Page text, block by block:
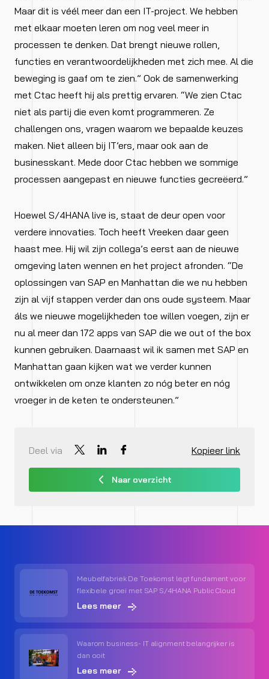
Maar dit is véél meer dan een IT-project. We hebben
met elkaar moeten leren om nog veel meer in
processen te denken. Dat brengt nieuwe rollen,
functies en verantwoordelijkheden met zich mee. Al die
beweging is gaaf om te zien.” Ook de samenwerking
met Ctac heeft hij als prettig ervaren. “We zien Ctac
niet als partij die even komt programmeren. Ze
challengen ons, vragen waarom we bepaalde keuzes
maken. Niet alleen bij IT’ers, maar ook aan de
businesskant. Mede door Ctac hebben we sommige
processen aangepast en nieuwe functies gecreëerd.”
Hoewel S/4HANA live is, staat de deur open voor
verdere innovaties. Toch heeft Vreeken daar geen
haast mee. Hij wil zijn collega’s eerst aan de nieuwe
omgeving laten wennen en het project afronden. “De
oplossingen van SAP en Manhattan die we nu hebben
zijn al vijf stappen verder dan ons oude systeem. Maar
áls we nieuwe mogelijkheden toe willen voegen, zijn er
nu al meer dan 172 apps van SAP die we out of the box
kunnen gebruiken. Daarnaast wil ik samen met SAP en
Manhattan gaan kijken wat we verder kunnen
ontwikkelen om onze klanten zo nóg beter en nóg
vroeger in de keten te ondersteunen.”
Deel via Kopieer link
Naar overzicht
Meubelfabriek De Toekomst legt fundament voor
flexibele groei met SAP S/4HANA Public Cloud
Lees meer
Waarom business- IT alignment belangrijker is
dan ooit
Lees meer